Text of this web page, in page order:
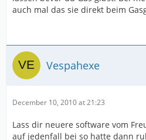
auch mal das sie direkt beim
Vespahexe
December 10, 2010 at 21:23
Lass dir neuere software vom
auf jedenfall bei so hatte dann